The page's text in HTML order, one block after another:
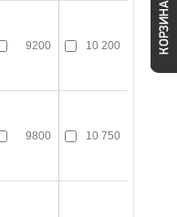
9200 10 200
9800 10 750